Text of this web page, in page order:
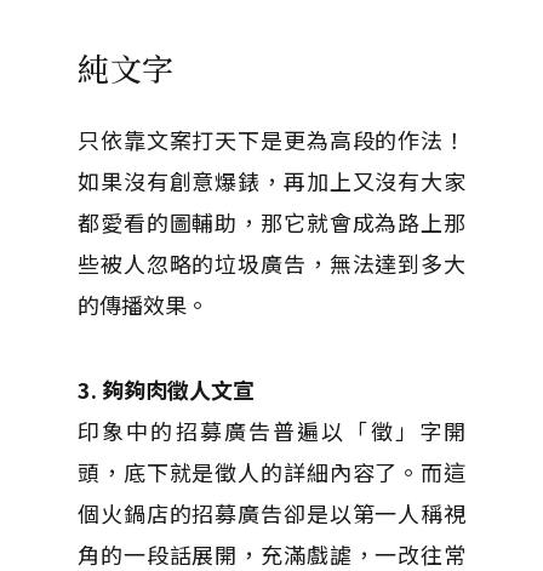
純文字
只依靠文案打天下是更為高段的作法！
如果沒有創意爆錶，再加上又沒有大家
都愛看的圖輔助，那它就會成為路上那
些被人忽略的垃圾廣告，無法達到多大
的傳播效果。
3. 夠夠肉徵人文宣
印象中的招募廣告普遍以「徵」字開
頭，底下就是徵人的詳細內容了。而這
個火鍋店的招募廣告卻是以第一人稱視
角的一段話展開，充滿戲謔，一改往常